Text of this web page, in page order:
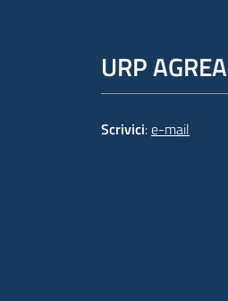
URP AGREA
Scrivici:e-mail